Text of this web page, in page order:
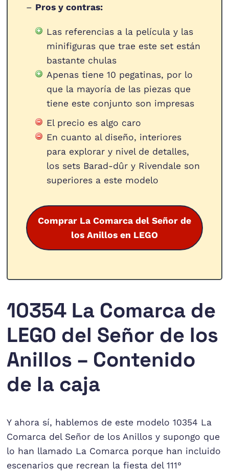
– Pros y contras:
Las referencias a la película y las
minifiguras que trae este set están
bastante chulas
Apenas tiene 10 pegatinas, por lo
que la mayoría de las piezas que
tiene este conjunto son impresas
El precio es algo caro
En cuanto al diseño, interiores
para explorar y nivel de detalles,
los sets Barad-dûr y Rivendale son
superiores a este modelo
Comprar La Comarca del Señor de
los Anillos en LEGO
10354 La Comarca de
LEGO del Señor de los
Anillos – Contenido
de la caja
Y ahora sí, hablemos de este modelo 10354 La
Comarca del Señor de los Anillos y supongo que
lo han llamado La Comarca porque han incluido
escenarios que recrean la fiesta del 111°